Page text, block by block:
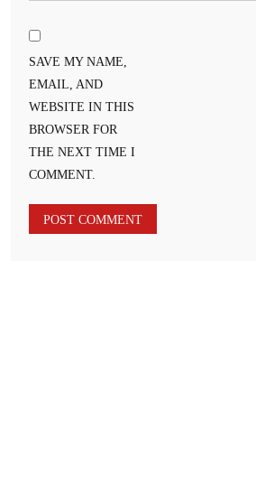
SAVE MY NAME,
EMAIL, AND
WEBSITE IN THIS
BROWSER FOR
THE NEXT TIME I
COMMENT.